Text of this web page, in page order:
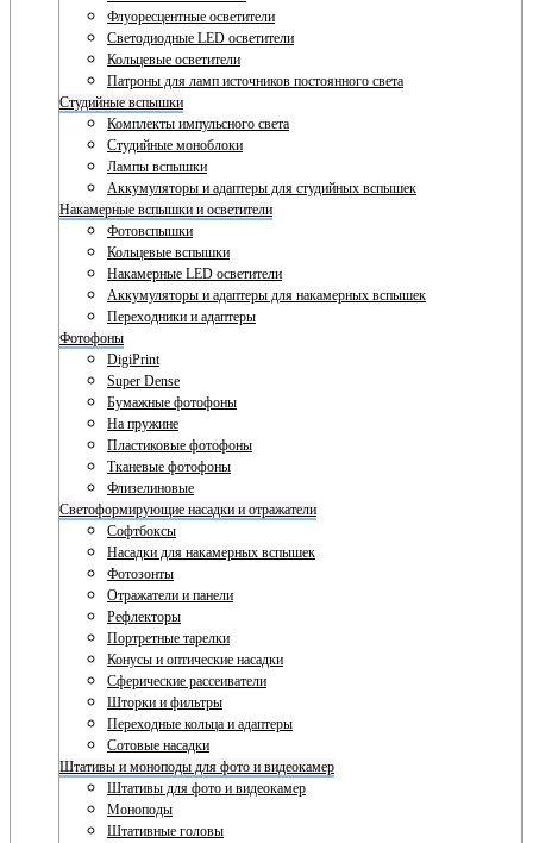
Флуоресцентные осветители
Светодиодные LED осветители
Кольцевые осветители
Патроны для ламп источников постоянного света
Студийные вспышки
Комплекты импульсного света
Студийные моноблоки
Лампы вспышки
Аккумуляторы и адаптеры для студийных вспышек
Накамерные вспышки и осветители
Фотовспышки
Кольцевые вспышки
Накамерные LED осветители
Аккумуляторы и адаптеры для накамерных вспышек
Переходники и адаптеры
Фотофоны
DigiPrint
Super Dense
Бумажные фотофоны
На пружине
Пластиковые фотофоны
Тканевые фотофоны
Флизелиновые
Светоформирующие насадки и отражатели
Софтбоксы
Насадки для накамерных вспышек
Фотозонты
Отражатели и панели
Рефлекторы
Портретные тарелки
Конусы и оптические насадки
Сферические рассеиватели
Шторки и фильтры
Переходные кольца и адаптеры
Сотовые насадки
Штативы и моноподы для фото и видеокамер
Штативы для фото и видеокамер
Моноподы
Штативные головы